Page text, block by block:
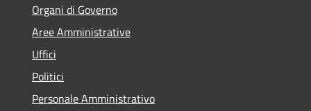
Organi di Governo
Aree Amministrative
Uffici
Politici
Personale Amministrativo